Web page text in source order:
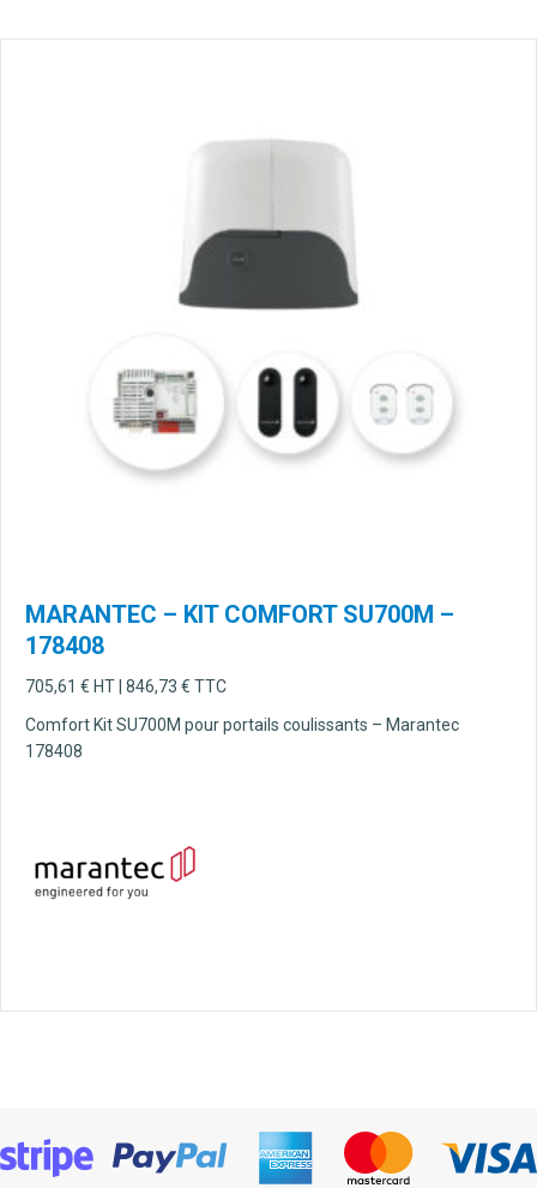
MARANTEC – KIT COMFORT SU700M –
178408
705,61 € HT | 846,73 € TTC
Comfort Kit SU700M pour portails coulissants – Marantec
178408